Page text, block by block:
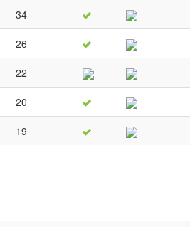
34
26
22
20
19